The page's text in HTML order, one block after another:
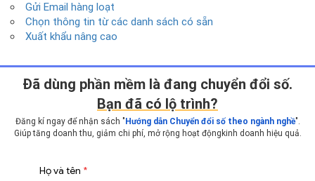
Gửi Email hàng loạt
Chọn thông tin từ các danh sách có sẵn
Xuất khẩu nâng cao
Ðã dùng phần mềm là đang chuyển đổi số.
Bạn đã có lộ trình?
Đăng kí ngay để nhận sách " Hướng dẫn Chuyển đổi số theo ngành nghề".
Giúp tăng doanh thu, giảm chi phí, mở rộng hoạt động kinh doanh hiệu quả.
Họ và tên *